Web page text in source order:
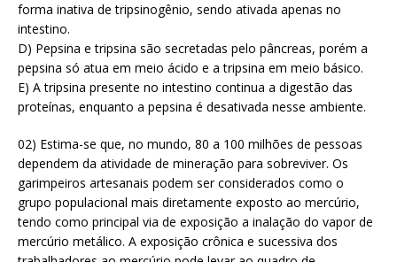
forma inativa de tripsinogênio, sendo ativada apenas no
intestino.
D) Pepsina e tripsina são secretadas pelo pâncreas, porém a
pepsina só atua em meio ácido e a tripsina em meio básico.
E) A tripsina presente no intestino continua a digestão das
proteínas, enquanto a pepsina é desativada nesse ambiente.
02) Estima-se que, no mundo, 80 a 100 milhões de pessoas
dependem da atividade de mineração para sobreviver. Os
garimpeiros artesanais podem ser considerados como o
grupo populacional mais diretamente exposto ao mercúrio,
tendo como principal via de exposição a inalação do vapor de
mercúrio metálico. A exposição crônica e sucessiva dos